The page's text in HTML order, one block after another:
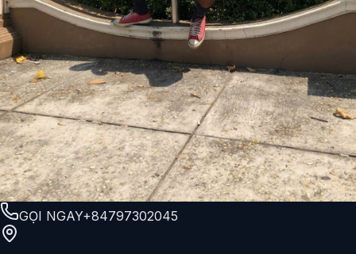
GỌI NGAY+84797302045